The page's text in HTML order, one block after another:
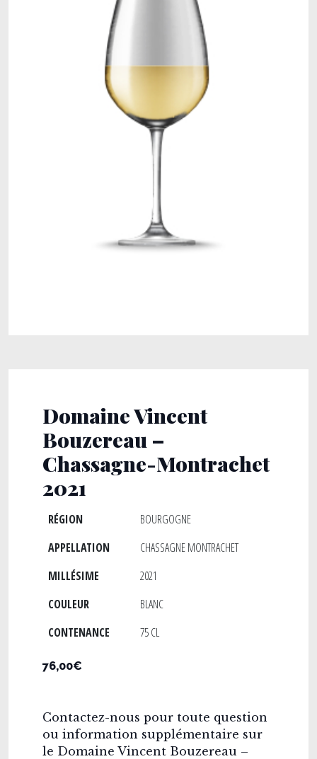
Domaine Vincent
Bouzereau –
Chassagne-Montrachet
2021
RÉGION
BOURGOGNE
APPELLATION
CHASSAGNE MONTRACHET
MILLÉSIME
2021
COULEUR
BLANC
CONTENANCE
75 CL
76,00€
Contactez-nous pour toute question
ou information supplémentaire sur
le Domaine Vincent Bouzereau –